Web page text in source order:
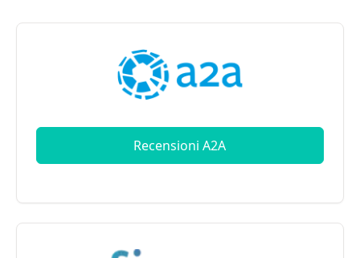
Recensioni A2A